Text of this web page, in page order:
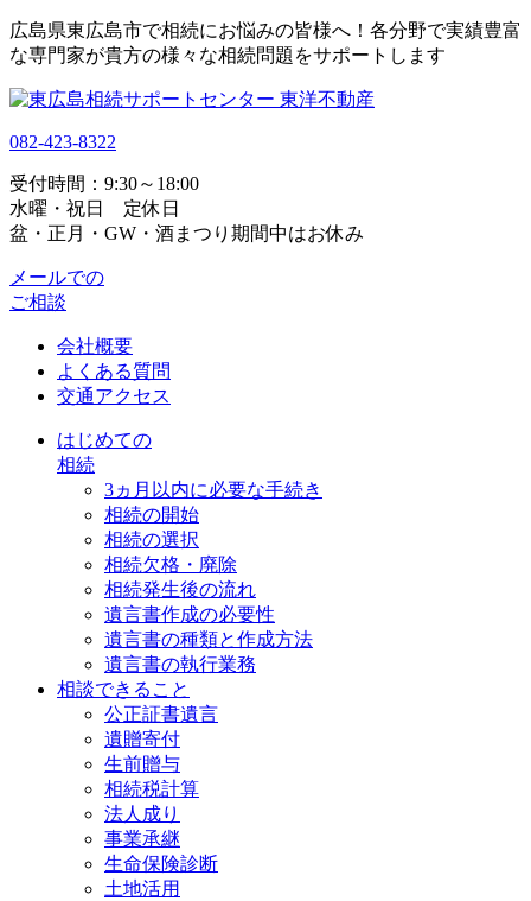
広島県東広島市で相続にお悩みの皆様へ！各分野で実績豊富
な専門家が貴方の様々な相続問題をサポートします
082-423-8322
受付時間：9:30～18:00
水曜・祝日 定休日
盆・正月・GW・酒まつり期間中はお休み
メールでの
ご相談
会社概要
よくある質問
交通アクセス
はじめての
相続
3ヵ月以内に必要な手続き
相続の開始
相続の選択
相続欠格・廃除
相続発生後の流れ
遺言書作成の必要性
遺言書の種類と作成方法
遺言書の執行業務
相談できること
公正証書遺言
遺贈寄付
生前贈与
相続税計算
法人成り
事業承継
生命保険診断
土地活用